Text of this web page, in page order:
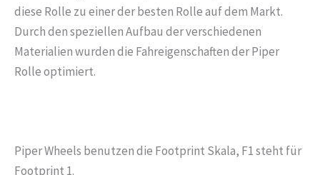
diese Rolle zu einer der besten Rolle auf dem Markt.
Durch den speziellen Aufbau der verschiedenen
Materialien wurden die Fahreigenschaften der Piper
Rolle optimiert.
Piper Wheels benutzen die Footprint Skala, F1 steht für
Footprint 1.